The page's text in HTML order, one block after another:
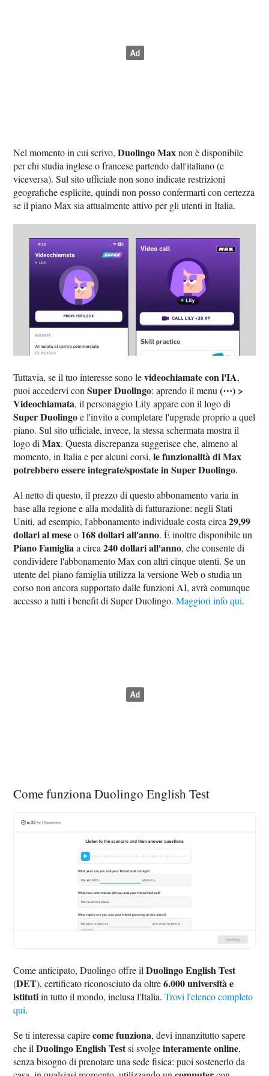
Nel momento in cui scrivo,Duolingo Maxnon è disponibile
per chi studia inglese o francese partendo dall'italiano (e
viceversa). Sul sito ufficiale non sono indicate restrizioni
geografiche esplicite, quindi non posso confermarti con certezza
se il piano Max sia attualmente attivo per gli utenti in Italia.
Tuttavia, se il tuo interesse sono levideochiamate con l'IA,
puoi accedervi conSuper Duolingo: aprendo il menu(⋯) >
Videochiamata, il personaggio Lily appare con il logo di
Super Duolingoe l'invito a completare l'upgrade proprio a quel
piano. Sul sito ufficiale, invece, la stessa schermata mostra il
logo diMax. Questa discrepanza suggerisce che, almeno al
momento, in Italia e per alcuni corsi,le funzionalità di Max
potrebbero essere integrate/spostate in Super Duolingo.
Al netto di questo, il prezzo di questo abbonamento varia in
base alla regione e alla modalità di fatturazione: negli Stati
Uniti, ad esempio, l'abbonamento individuale costa circa29,99
dollari al meseo 168 dollari all'anno. È inoltre disponibile un
Piano Famigliaa circa240 dollari all'anno, che consente di
condividere l'abbonamento Max con altri cinque utenti. Se un
utente del piano famiglia utilizza la versione Web o studia un
corso non ancora supportato dalle funzioni AI, avrà comunque
accesso a tutti i benefit di Super Duolingo.Maggiori info qui.
Come funziona Duolingo English Test
Come anticipato, Duolingo offre ilDuolingo English Test
(DET), certificato riconosciuto da oltre6.000 università e
istitutiin tutto il mondo, inclusa l'Italia.Trovi l'elenco completo
qui.
Se ti interessa capirecome funziona, devi innanzitutto sapere
che ilDuolingo English Testsi svolgeinteramente online,
senza bisogno di prenotare una sede fisica: puoi sostenerlo da